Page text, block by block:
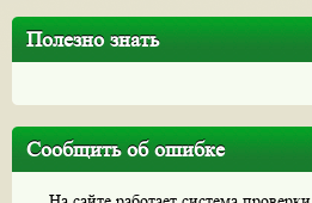
Полезно знать
Сообщить об ошибке